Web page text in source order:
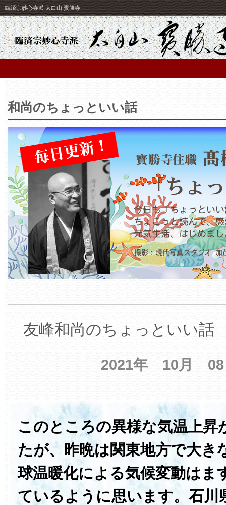
臨済宗妙心寺派 太白山 寳勝寺
和尚のちょっといい話
友峰和尚のちょっといい話
2021年 10月
このところの異様な気温上昇
たが、昨晩は関東地方で大き
球温暖化による気候変動はま
ているように思います。石川